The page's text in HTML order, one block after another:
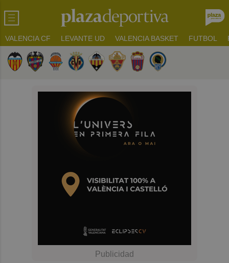
VALENCIA CF LEVANTE UD VALENCIA BASKET FUTBOL